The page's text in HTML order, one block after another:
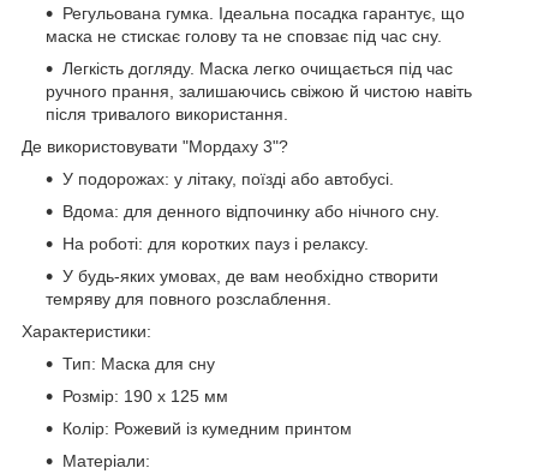
Регульована гумка. Ідеальна посадка гарантує, що
маска не стискає голову та не сповзає під час сну.
Легкість догляду. Маска легко очищається під час
ручного прання, залишаючись свіжою й чистою навіть
після тривалого використання.
Де використовувати "Мордаху 3"?
У подорожах: у літаку, поїзді або автобусі.
Вдома: для денного відпочинку або нічного сну.
На роботі: для коротких пауз і релаксу.
У будь-яких умовах, де вам необхідно створити
темряву для повного розслаблення.
Характеристики:
Тип: Маска для сну
Розмір: 190 х 125 мм
Колір: Рожевий із кумедним принтом
Матеріали: